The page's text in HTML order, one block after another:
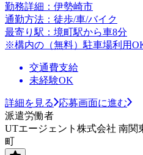
勤務詳細：伊勢崎市
通勤方法：徒歩/車/バイク
最寄り駅：境町駅から車8分
※構内の（無料）駐車場利用
交通費支給
未経験OK
詳細を見る
応募画面に進む
派遣労働者
UTエージェント株式会社 南関
町